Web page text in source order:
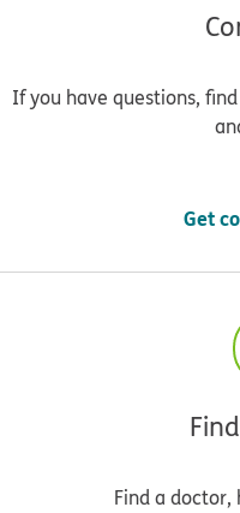
If you have questions,
Get
Find a